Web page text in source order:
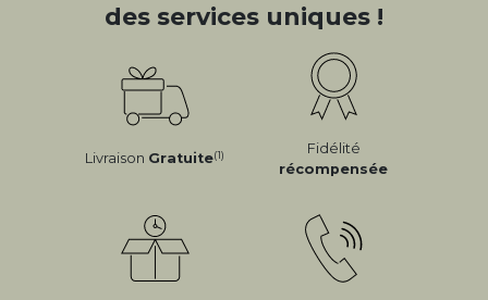
des services uniques !
Livraison Gratuite(1)
Fidélité
récompensée